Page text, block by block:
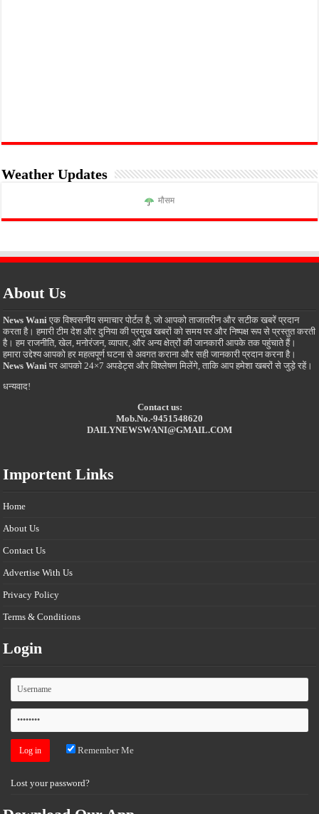
Weather Updates
मौसम
About Us
News Wani एक विश्वसनीय समाचार पोर्टल है, जो आपको ताजातरीन और सटीक खबरें प्रदान
करता है। हमारी टीम देश और दुनिया की प्रमुख खबरों को समय पर और निष्पक्ष रूप से प्रस्तुत करती
है। हम राजनीति, खेल, मनोरंजन, व्यापार, और अन्य क्षेत्रों की जानकारी आपके तक पहुंचाते हैं।
हमारा उद्देश्य आपको हर महत्वपूर्ण घटना से अवगत कराना और सही जानकारी प्रदान करना है।
News Wani पर आपको 24×7 अपडेट्स और विश्लेषण मिलेंगे, ताकि आप हमेशा खबरों से जुड़े रहें।
धन्यवाद!
Contact us:
Mob.No.-9451548620
DAILYNEWSWANI@GMAIL.COM
Importent Links
Home
About Us
Contact Us
Advertise With Us
Privacy Policy
Terms & Conditions
Login
Remember Me
Lost your password?